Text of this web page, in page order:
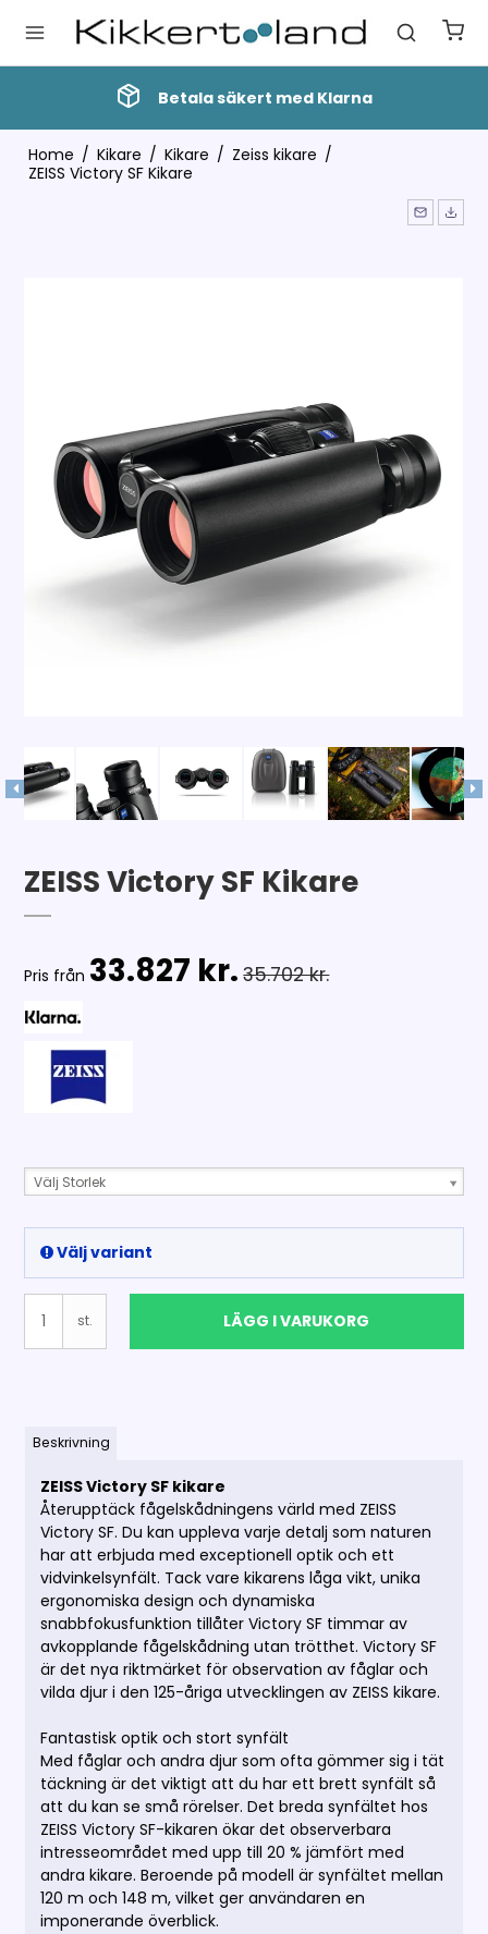
Betala säkert med Klarna
Home / Kikare / Kikare / Zeiss kikare /
ZEISS Victory SF Kikare
ZEISS Victory SF Kikare
Pris från 33.827 kr. 35.702 kr.
Välj Storlek
Välj variant
st. LÄGG I VARUKORG
Beskrivning
ZEISS Victory SF kikare
Återupptäck fågelskådningens värld med ZEISS
Victory SF. Du kan uppleva varje detalj som naturen
har att erbjuda med exceptionell optik och ett
vidvinkelsynfält. Tack vare kikarens låga vikt, unika
ergonomiska design och dynamiska
snabbfokusfunktion tillåter Victory SF timmar av
avkopplande fågelskådning utan trötthet. Victory SF
är det nya riktmärket för observation av fåglar och
vilda djur i den 125-åriga utvecklingen av ZEISS kikare.
Fantastisk optik och stort synfält
Med fåglar och andra djur som ofta gömmer sig i tät
täckning är det viktigt att du har ett brett synfält så
att du kan se små rörelser. Det breda synfältet hos
ZEISS Victory SF-kikaren ökar det observerbara
intresseområdet med upp till 20 % jämfört med
andra kikare. Beroende på modell är synfältet mellan
120 m och 148 m, vilket ger användaren en
imponerande överblick.